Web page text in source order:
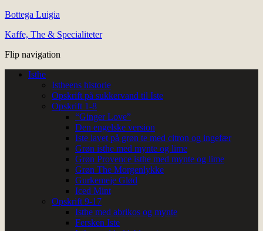
Bottega Luigia
Kaffe, The & Specialiteter
Flip navigation
Isthe
Istheens historie
Opskrift på sukkervand til Iste
Opskrift 1-8
“Ginger Love”
Den engelske version
Iste lavet på grøn te med citron og ingefær
Grøn isthe med mynte og lime
Grøn Provence isthe med mynte og lime
Grøn The Morgenlykke
Gurkemeje Glød
Iced Mint
Opskrift 9-17
Isthe med abrikos og mynte
Fersken Iste